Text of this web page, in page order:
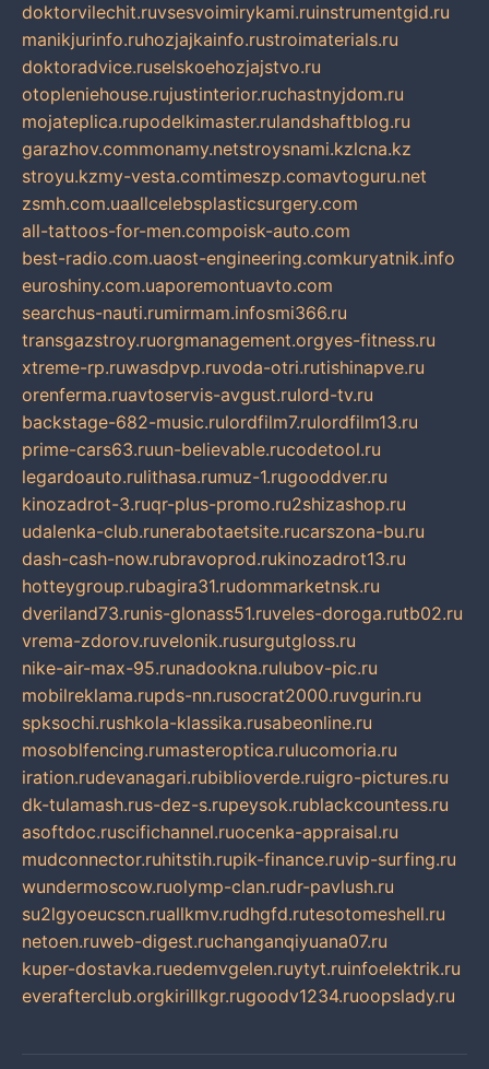
doktorvilechit.ruvsesvoimirykami.ruinstrumentgid.ru
manikjurinfo.ruhozjajkainfo.rustroimaterials.ru
doktoradvice.ruselskoehozjajstvo.ru
otopleniehouse.rujustinterior.ruchastnyjdom.ru
mojateplica.rupodelkimaster.rulandshaftblog.ru
garazhov.commonamy.netstroysnami.kzlcna.kz
stroyu.kzmy-vesta.comtimeszp.comavtoguru.net
zsmh.com.uaallcelebsplasticsurgery.com
all-tattoos-for-men.compoisk-auto.com
best-radio.com.uaost-engineering.comkuryatnik.info
euroshiny.com.uaporemontuavto.com
searchus-nauti.rumirmam.infosmi366.ru
transgazstroy.ruorgmanagement.orgyes-fitness.ru
xtreme-rp.ruwasdpvp.ruvoda-otri.rutishinapve.ru
orenferma.ruavtoservis-avgust.rulord-tv.ru
backstage-682-music.rulordfilm7.rulordfilm13.ru
prime-cars63.ruun-believable.rucodetool.ru
legardoauto.rulithasa.rumuz-1.rugooddver.ru
kinozadrot-3.ruqr-plus-promo.ru2shizashop.ru
udalenka-club.runerabotaetsite.rucarszona-bu.ru
dash-cash-now.rubravoprod.rukinozadrot13.ru
hotteygroup.rubagira31.rudommarketnsk.ru
dveriland73.runis-glonass51.ruveles-doroga.rutb02.ru
vrema-zdorov.ruvelonik.rusurgutgloss.ru
nike-air-max-95.runadookna.rulubov-pic.ru
mobilreklama.rupds-nn.rusocrat2000.ruvgurin.ru
spksochi.rushkola-klassika.rusabeonline.ru
mosoblfencing.rumasteroptica.rulucomoria.ru
iration.rudevanagari.rubiblioverde.ruigro-pictures.ru
dk-tulamash.rus-dez-s.rupeysok.rublackcountess.ru
asoftdoc.ruscifichannel.ruocenka-appraisal.ru
mudconnector.ruhitstih.rupik-finance.ruvip-surfing.ru
wundermoscow.ruolymp-clan.rudr-pavlush.ru
su2lgyoeucscn.ruallkmv.rudhgfd.rutesotomeshell.ru
netoen.ruweb-digest.ruchanganqiyuana07.ru
kuper-dostavka.ruedemvgelen.ruytyt.ruinfoelektrik.ru
everafterclub.orgkirillkgr.rugoodv1234.ruoopslady.ru